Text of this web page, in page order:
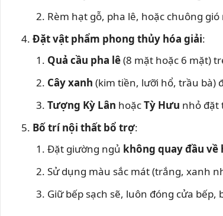
Rèm hạt gỗ, pha lê, hoặc chuông
Đặt vật phẩm phong thủy hóa giải:
Quả cầu pha lê(8 mặt hoặc 6 mặt)
Cây xanh (kim tiền, lưỡi hổ, trầu bà)
Tượng Kỳ Lân hoặcTỳ Hưu nhỏ đặt
Bố trí nội thất bổ trợ:
Đặt giường ngủ không quay đầu về
Sử dụng màu sắc mát (trắng, xanh
Giữ bếp sạch sẽ, luôn đóng cửa